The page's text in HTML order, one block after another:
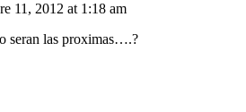
11, 2012 at 1:18 am
seran las proximas….?